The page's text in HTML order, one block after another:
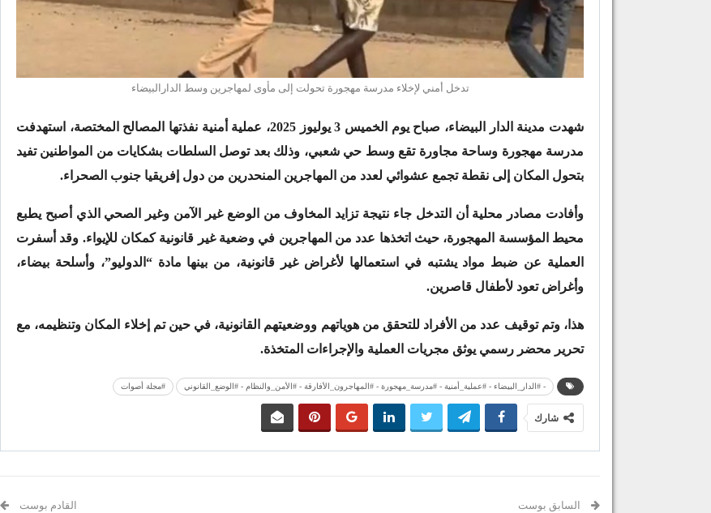
تدخل أمني لإخلاء مدرسة مهجورة تحولت إلى مأوى لمهاجرين وسط الدارالبيضاء
شهدت مدينة الدار البيضاء، صباح يوم الخميس 3 يوليوز 2025، عملية أمنية نفذتها المصالح المختصة، استهدفت
مدرسة مهجورة وساحة مجاورة تقع وسط حي شعبي، وذلك بعد توصل السلطات بشكايات من المواطنين تفيد
بتحول المكان إلى نقطة تجمع عشوائي لعدد من المهاجرين المنحدرين من دول إفريقيا جنوب الصحراء.
وأفادت مصادر محلية أن التدخل جاء نتيجة تزايد المخاوف من الوضع غير الآمن وغير الصحي الذي أصبح يطبع
محيط المؤسسة المهجورة، حيث اتخذها عدد من المهاجرين في وضعية غير قانونية كمكان للإيواء. وقد أسفرت
العملية عن ضبط مواد يشتبه في استعمالها لأغراض غير قانونية، من بينها مادة “الدوليو”، وأسلحة بيضاء،
وأغراض تعود لأطفال قاصرين.
هذا، وتم توقيف عدد من الأفراد للتحقق من هوياتهم ووضعيتهم القانونية، في حين تم إخلاء المكان وتنظيمه، مع
تحرير محضر رسمي يوثق مجريات العملية والإجراءات المتخذة.
- #الدار_البيضاء - #عملية_أمنية - #مدرسة_مهجورة - #المهاجرون_الأفارقة - #الأمن_والنظام - #الوضع_القانوني #مجلة أصوات
شارك
السابق بوست
القادم بوست